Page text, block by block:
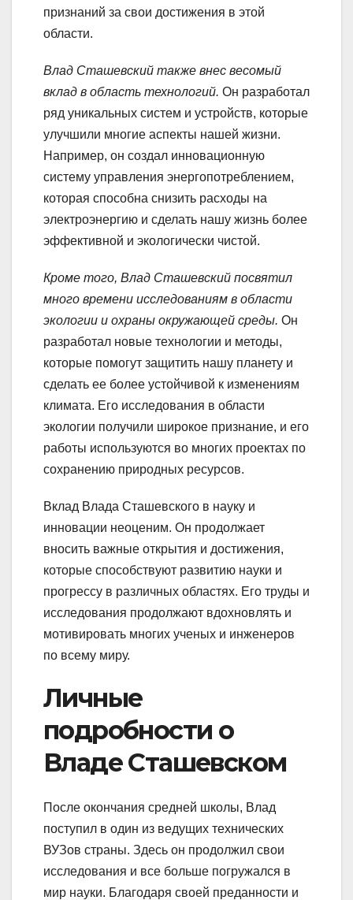
признаний за свои достижения в этой
области.
Влад Сташевский также внес весомый
вклад в область технологий. Он разработал
ряд уникальных систем и устройств, которые
улучшили многие аспекты нашей жизни.
Например, он создал инновационную
систему управления энергопотреблением,
которая способна снизить расходы на
электроэнергию и сделать нашу жизнь более
эффективной и экологически чистой.
Кроме того, Влад Сташевский посвятил
много времени исследованиям в области
экологии и охраны окружающей среды. Он
разработал новые технологии и методы,
которые помогут защитить нашу планету и
сделать ее более устойчивой к изменениям
климата. Его исследования в области
экологии получили широкое признание, и его
работы используются во многих проектах по
сохранению природных ресурсов.
Вклад Влада Сташевского в науку и
инновации неоценим. Он продолжает
вносить важные открытия и достижения,
которые способствуют развитию науки и
прогрессу в различных областях. Его труды и
исследования продолжают вдохновлять и
мотивировать многих ученых и инженеров
по всему миру.
Личные
подробности о
Владе Сташевском
После окончания средней школы, Влад
поступил в один из ведущих технических
ВУЗов страны. Здесь он продолжил свои
исследования и все больше погружался в
мир науки. Благодаря своей преданности и